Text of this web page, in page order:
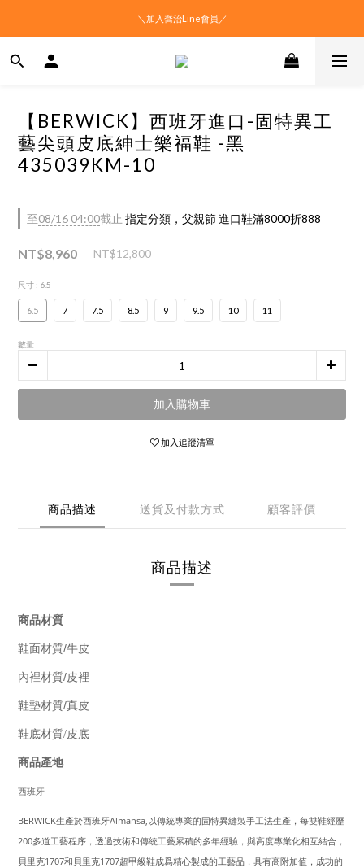
＼加入喬治Line會員／
【BERWICK】西班牙進口-固特異工
藝尖頭皮底紳士樂福鞋 -黑
435039KM-10
至08/16 04:00截止 指定分類，父親節 進口鞋滿8000折888
NT$8,960 NT$12,800
尺寸 : 6.5
6.5 7 7.5 8.5 9 9.5 10 11
數量
加入購物車
加入追蹤清單
商品描述 送貨及付款方式 顧客評價
商品描述
商品材質
鞋面材質/牛皮
內裡材質/皮裡
鞋墊材質/真皮
鞋底材質/皮底
商品產地
西班牙
BERWICK生產於西班牙Almansa,以傳統專業的固特異縫製手工法生產，每雙鞋經歷
200多道工藝程序，透過技術和傳統工藝累積的多年經驗，與高度專業化相互結合，
貝里克1707和貝里克1707超甲級鞋成爲精心製成的工藝品，具有高附加值，成功的